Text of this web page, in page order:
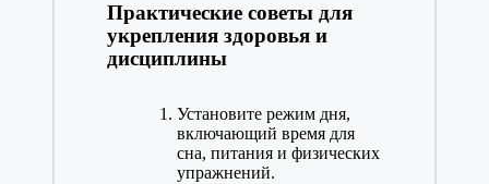
Практические советы для
укрепления здоровья и
дисциплины
Установите режим дня,
включающий время для
сна, питания и физических
упражнений.